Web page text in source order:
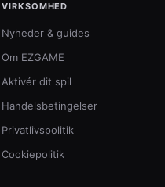
VIRKSOMHED
Nyheder & guides
Om EZGAME
Aktivér dit spil
Handelsbetingelser
Privatlivspolitik
Cookiepolitik